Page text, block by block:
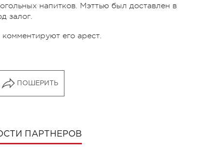
напитков. Мэттью был доставлен в
залог.
его арест.
ПОШЕРИТЬ
ПАРТНЕРОВ